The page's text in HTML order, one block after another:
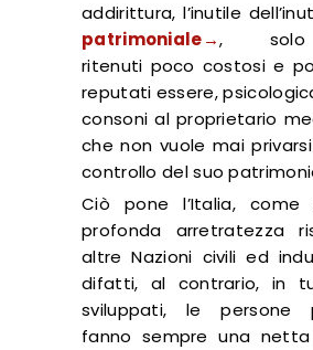
addirittura, l’inutile
patrimoniale→, solo
ritenuti poco costosi e
reputati essere,
consoni al proprietario
che non vuole mai
controllo del suo
Ciò pone l’Italia, come
profonda arretratezza
altre Nazioni civili ed
difatti, al contrario, in
sviluppati, le persone
fanno sempre una netta